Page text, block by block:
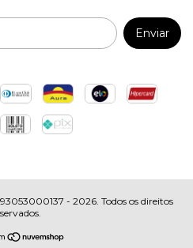
- 2026. Todos os direitos